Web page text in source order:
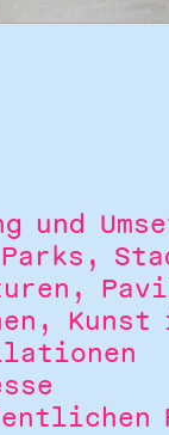
und
Kunst